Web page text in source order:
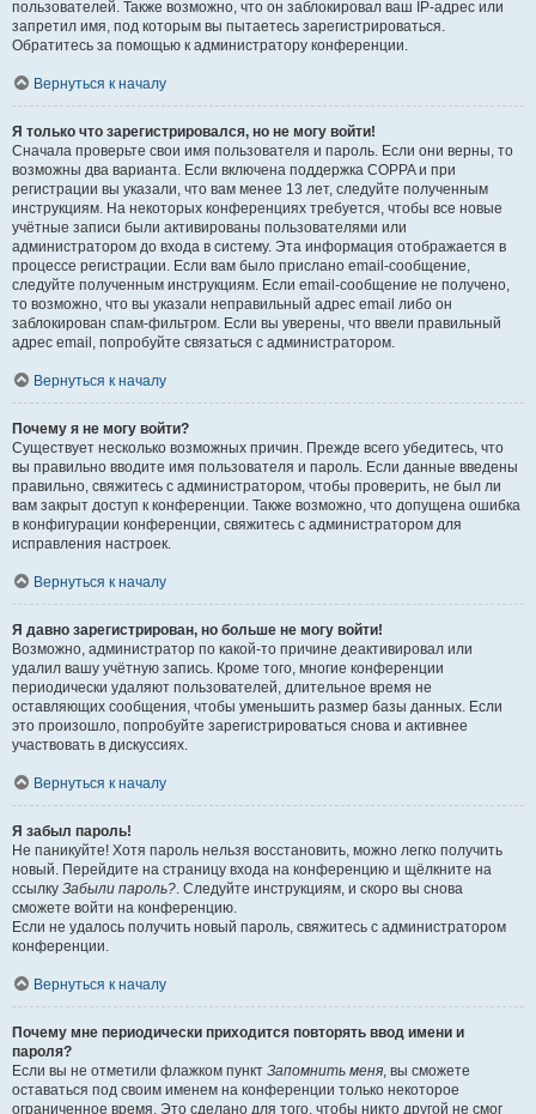
пользователей. Также возможно, что он заблокировал ваш IP-адрес или
запретил имя, под которым вы пытаетесь зарегистрироваться.
Обратитесь за помощью к администратору конференции.
Вернуться к началу
Я только что зарегистрировался, но не могу войти!
Сначала проверьте свои имя пользователя и пароль. Если они верны, то
возможны два варианта. Если включена поддержка COPPA и при
регистрации вы указали, что вам менее 13 лет, следуйте полученным
инструкциям. На некоторых конференциях требуется, чтобы все новые
учётные записи были активированы пользователями или
администратором до входа в систему. Эта информация отображается в
процессе регистрации. Если вам было прислано email-сообщение,
следуйте полученным инструкциям. Если email-сообщение не получено,
то возможно, что вы указали неправильный адрес email либо он
заблокирован спам-фильтром. Если вы уверены, что ввели правильный
адрес email, попробуйте связаться с администратором.
Вернуться к началу
Почему я не могу войти?
Существует несколько возможных причин. Прежде всего убедитесь, что
вы правильно вводите имя пользователя и пароль. Если данные введены
правильно, свяжитесь с администратором, чтобы проверить, не был ли
вам закрыт доступ к конференции. Также возможно, что допущена ошибка
в конфигурации конференции, свяжитесь с администратором для
исправления настроек.
Вернуться к началу
Я давно зарегистрирован, но больше не могу войти!
Возможно, администратор по какой-то причине деактивировал или
удалил вашу учётную запись. Кроме того, многие конференции
периодически удаляют пользователей, длительное время не
оставляющих сообщения, чтобы уменьшить размер базы данных. Если
это произошло, попробуйте зарегистрироваться снова и активнее
участвовать в дискуссиях.
Вернуться к началу
Я забыл пароль!
Не паникуйте! Хотя пароль нельзя восстановить, можно легко получить
новый. Перейдите на страницу входа на конференцию и щёлкните на
ссылку Забыли пароль?. Следуйте инструкциям, и скоро вы снова
сможете войти на конференцию.
Если не удалось получить новый пароль, свяжитесь с администратором
конференции.
Вернуться к началу
Почему мне периодически приходится повторять ввод имени и
пароля?
Если вы не отметили флажком пункт Запомнить меня, вы сможете
оставаться под своим именем на конференции только некоторое
ограниченное время. Это сделано для того, чтобы никто другой не смог